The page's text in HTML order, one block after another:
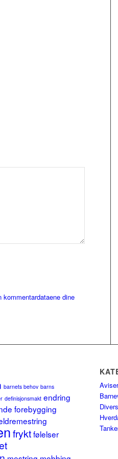
kommentardataene dine
barnets behov barns
definisjonsmakt endring
forebygging
frykt følelser